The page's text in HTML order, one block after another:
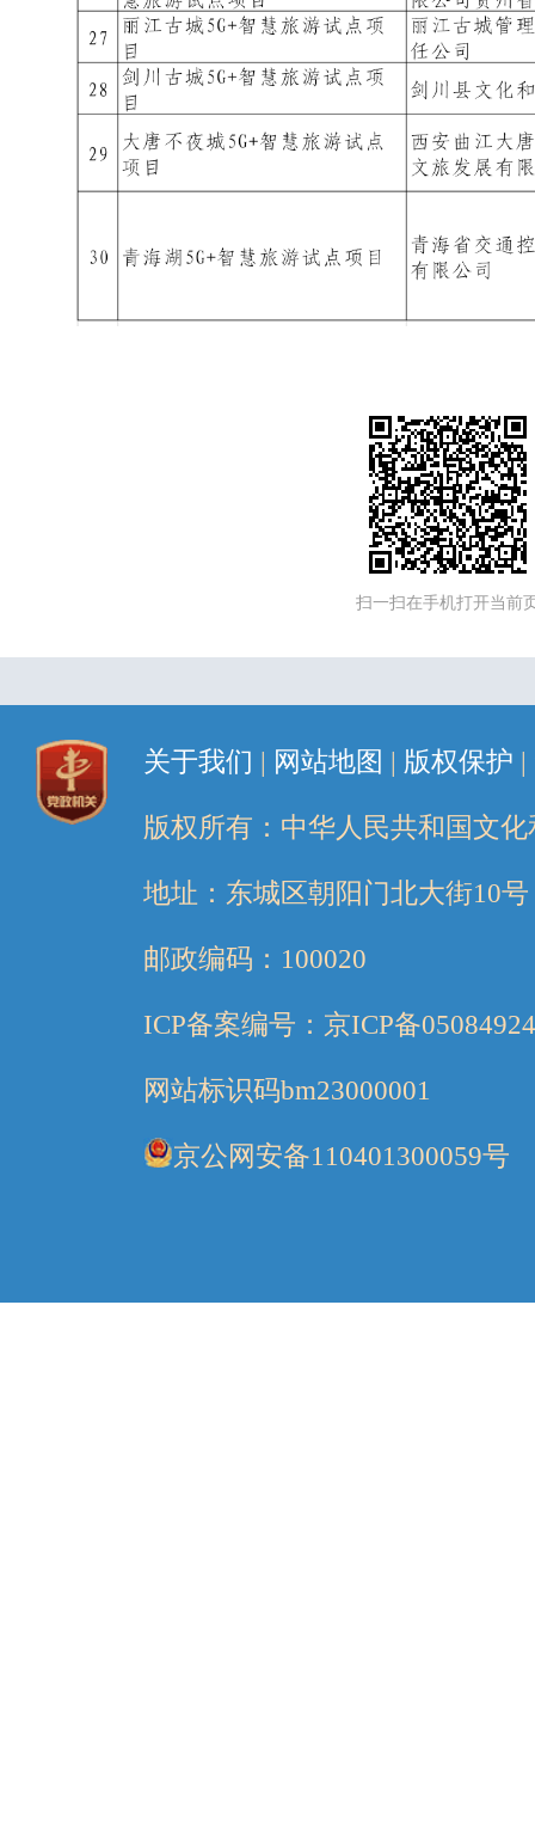
扫一扫在手机打开当前
关于我们 | 网站地图 | 版权保护 |
版权所有：中华人民共和国文
地址：东城区朝阳门北大街10号
邮政编码：100020
ICP备案编号：京ICP备
网站标识码bm23000001
京公网安备110401300059号